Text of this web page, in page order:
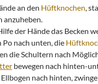
an den Hüftknochen,
anzuheben.
der Hände das Becken
Po nach unten, die
die Schultern nach
bewegen nach hinten-
nach hinten,